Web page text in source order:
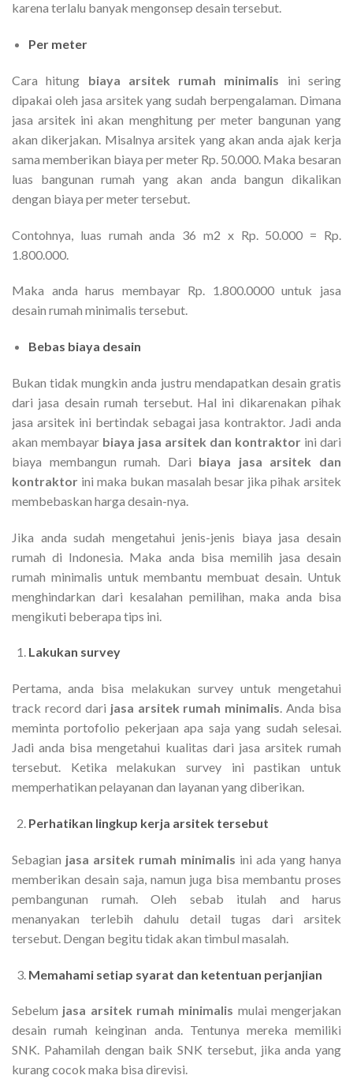
karena terlalu banyak mengonsep desain tersebut.
Per meter
Cara hitung biaya arsitek rumah minimalis ini sering
dipakai oleh jasa arsitek yang sudah berpengalaman. Dimana
jasa arsitek ini akan menghitung per meter bangunan yang
akan dikerjakan. Misalnya arsitek yang akan anda ajak kerja
sama memberikan biaya per meter Rp. 50.000. Maka besaran
luas bangunan rumah yang akan anda bangun dikalikan
dengan biaya per meter tersebut.
Contohnya, luas rumah anda 36 m2 x Rp. 50.000 = Rp.
1.800.000.
Maka anda harus membayar Rp. 1.800.0000 untuk jasa
desain rumah minimalis tersebut.
Bebas biaya desain
Bukan tidak mungkin anda justru mendapatkan desain gratis
dari jasa desain rumah tersebut. Hal ini dikarenakan pihak
jasa arsitek ini bertindak sebagai jasa kontraktor. Jadi anda
akan membayar biaya jasa arsitek dan kontraktor ini dari
biaya membangun rumah. Dari biaya jasa arsitek dan
kontraktor ini maka bukan masalah besar jika pihak arsitek
membebaskan harga desain-nya.
Jika anda sudah mengetahui jenis-jenis biaya jasa desain
rumah di Indonesia. Maka anda bisa memilih jasa desain
rumah minimalis untuk membantu membuat desain. Untuk
menghindarkan dari kesalahan pemilihan, maka anda bisa
mengikuti beberapa tips ini.
Lakukan survey
Pertama, anda bisa melakukan survey untuk mengetahui
track record dari jasa arsitek rumah minimalis. Anda bisa
meminta portofolio pekerjaan apa saja yang sudah selesai.
Jadi anda bisa mengetahui kualitas dari jasa arsitek rumah
tersebut. Ketika melakukan survey ini pastikan untuk
memperhatikan pelayanan dan layanan yang diberikan.
Perhatikan lingkup kerja arsitek tersebut
Sebagian jasa arsitek rumah minimalis ini ada yang hanya
memberikan desain saja, namun juga bisa membantu proses
pembangunan rumah. Oleh sebab itulah and harus
menanyakan terlebih dahulu detail tugas dari arsitek
tersebut. Dengan begitu tidak akan timbul masalah.
Memahami setiap syarat dan ketentuan perjanjian
Sebelum jasa arsitek rumah minimalis mulai mengerjakan
desain rumah keinginan anda. Tentunya mereka memiliki
SNK. Pahamilah dengan baik SNK tersebut, jika anda yang
kurang cocok maka bisa direvisi.